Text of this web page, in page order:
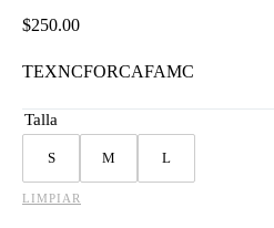
$250.00
TEXNCFORCAFAMC
Talla
S M L
LIMPIAR